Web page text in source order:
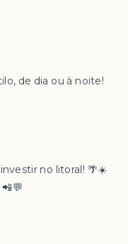
de dia ou à noite!
no litoral! 🌴☀️